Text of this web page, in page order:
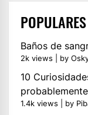
POPULARES
Baños de
2k views by
10
1.4k views by